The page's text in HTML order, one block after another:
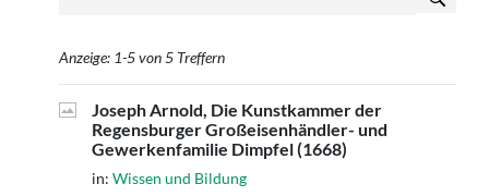
Anzeige: 1-5 von 5 Treffern
Joseph Arnold, Die Kunstkammer der
Regensburger Großeisenhändler- und
Gewerkenfamilie Dimpfel (1668)
in: Wissen und Bildung